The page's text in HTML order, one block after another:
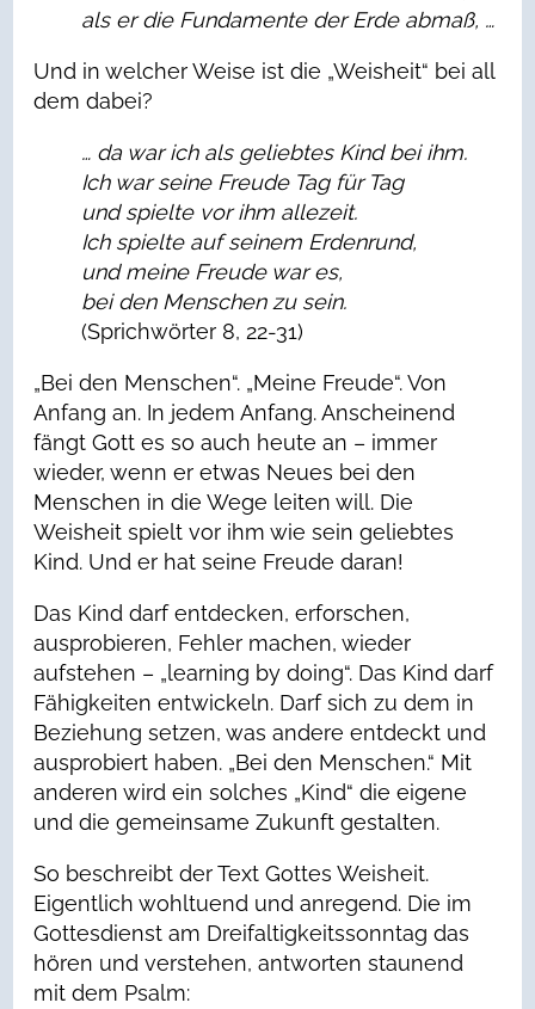
als er die Fundamente der Erde abmaß, …
Und in welcher Weise ist die „Weisheit“ bei all
dem dabei?
… da war ich als geliebtes Kind bei ihm.
Ich war seine Freude Tag für Tag
und spielte vor ihm allezeit.
Ich spielte auf seinem Erdenrund,
und meine Freude war es,
bei den Menschen zu sein.
(Sprichwörter 8, 22-31)
„Bei den Menschen“. „Meine Freude“. Von
Anfang an. In jedem Anfang. Anscheinend
fängt Gott es so auch heute an – immer
wieder, wenn er etwas Neues bei den
Menschen in die Wege leiten will. Die
Weisheit spielt vor ihm wie sein geliebtes
Kind. Und er hat seine Freude daran!
Das Kind darf entdecken, erforschen,
ausprobieren, Fehler machen, wieder
aufstehen – „learning by doing“. Das Kind darf
Fähigkeiten entwickeln. Darf sich zu dem in
Beziehung setzen, was andere entdeckt und
ausprobiert haben. „Bei den Menschen.“ Mit
anderen wird ein solches „Kind“ die eigene
und die gemeinsame Zukunft gestalten.
So beschreibt der Text Gottes Weisheit.
Eigentlich wohltuend und anregend. Die im
Gottesdienst am Dreifaltigkeitssonntag das
hören und verstehen, antworten staunend
mit dem Psalm: